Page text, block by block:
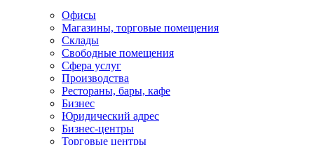
Офисы
Магазины, торговые помещения
Склады
Свободные помещения
Сфера услуг
Производства
Рестораны, бары, кафе
Бизнес
Юридический адрес
Бизнес-центры
Торговые центры